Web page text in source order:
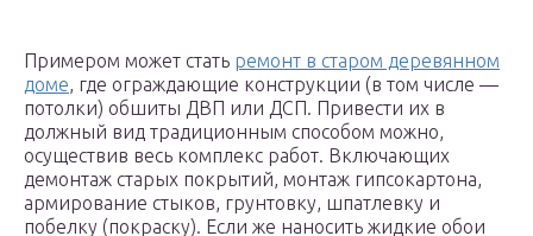
Примером может стать ремонт в старом деревянном
доме, где ограждающие конструкции (в том числе —
потолки) обшиты ДВП или ДСП. Привести их в
должный вид традиционным способом можно,
осуществив весь комплекс работ. Включающих
демонтаж старых покрытий, монтаж гипсокартона,
армирование стыков, грунтовку, шпатлевку и
побелку (покраску). Если же наносить жидкие обои